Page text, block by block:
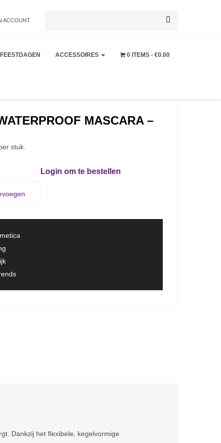
ACCOUNT
naar:
FEESTDAGEN ACCESSOIRES 0 ITEMS €0.00
MASCARA –
stuk.
Login om te bestellen
Dankzij het flexibele, kegelvormige